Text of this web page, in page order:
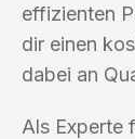
effizienten
dir einen
dabei an
Als Experte